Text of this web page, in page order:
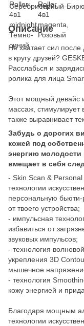
Описание
Не хватает сил
в кругу друзей?
Расслабься и
ролика для лица
Этот мощный девайс
массаж, стимулирует
также выравнивает
Забудь о дорогих
кожей под
энергию молодости
вмещает в себя
- Skin Scan &
технологии
персональную бьюти-
от твоего устройства;
- импульсная
избавиться от
звуковых импульсов;
- технология
укрепления 3D
мышечное
- технология
кожу энергией и
Благодаря мощным
технологии